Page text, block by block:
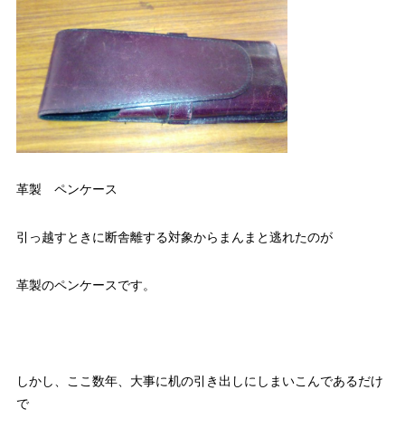
革製 ペンケース
引っ越すときに断舎離する対象からまんまと逃れたのが
革製のペンケースです。
しかし、ここ数年、大事に机の引き出しにしまいこんであるだけ
で